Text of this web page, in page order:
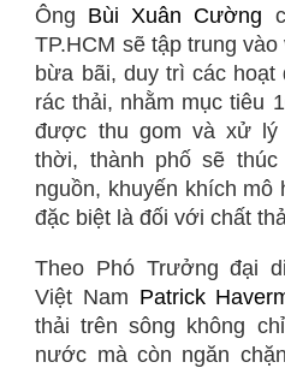
Ông Bùi Xuân Cường
TP.HCM sẽ tập trung
bừa bãi, duy trì các
rác thải, nhằm mục tiêu
được thu gom và xử lý
thời, thành phố sẽ
nguồn, khuyến khích mô
đặc biệt là đối với chất
Theo Phó Trưởng đại
Việt Nam Patrick
thải trên sông không
nước mà còn ngăn